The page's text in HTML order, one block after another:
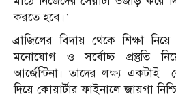
করতে হবে।’
ব্রাজিলের বিদায় থেকে শিক্ষা
মনোযোগ ও সর্বোচ্চ প্রস্তুতি
আর্জেন্টিনা। তাদের লক্ষ্য
দিয়ে কোয়ার্টার ফাইনালে জায়গা